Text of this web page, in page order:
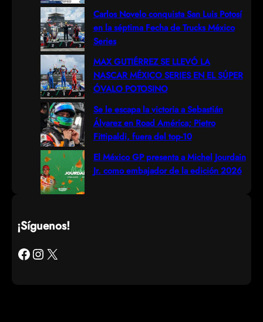
Carlos Novelo conquista San Luis Potosí
en la séptima Fecha de Trucks México
Series
MAX GUTIÉRREZ SE LLEVÓ LA
NASCAR MÉXICO SERIES EN EL SÚPER
ÓVALO POTOSINO
Se le escapa la victoria a Sebastián
Álvarez en Road América; Pietro
Fittipaldi, fuera del top-10
El México GP presenta a Michel Jourdain
Jr. como embajador de la edición 2026
¡Síguenos!
Facebook Instagram X